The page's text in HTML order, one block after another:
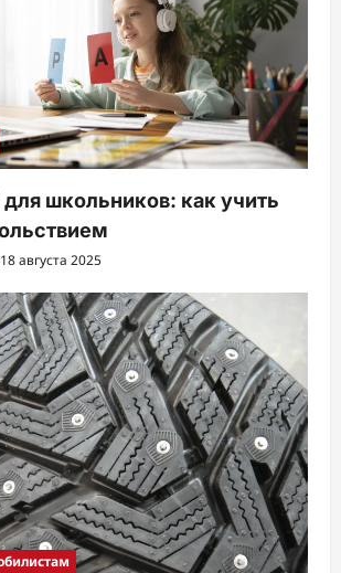
школьников: как учить
18 августа 2025